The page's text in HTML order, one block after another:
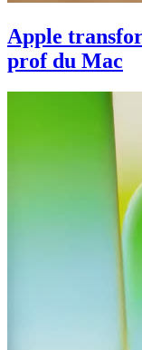
Apple
prof du Mac